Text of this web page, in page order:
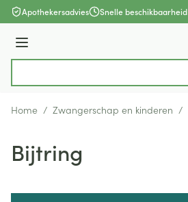
Ga naar de inhoud
Apothekersadvies Snelle beschikbaarheid
Menu
Home / Zwangerschap en kinderen /
Bijtring